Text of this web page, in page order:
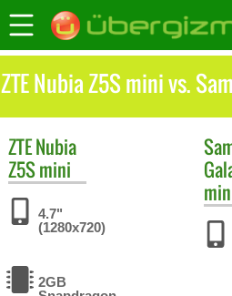
ZTE Nubia Z5S mini vs.
ZTENubia
Z5S mini
4.7"
(1280x720)
2GB